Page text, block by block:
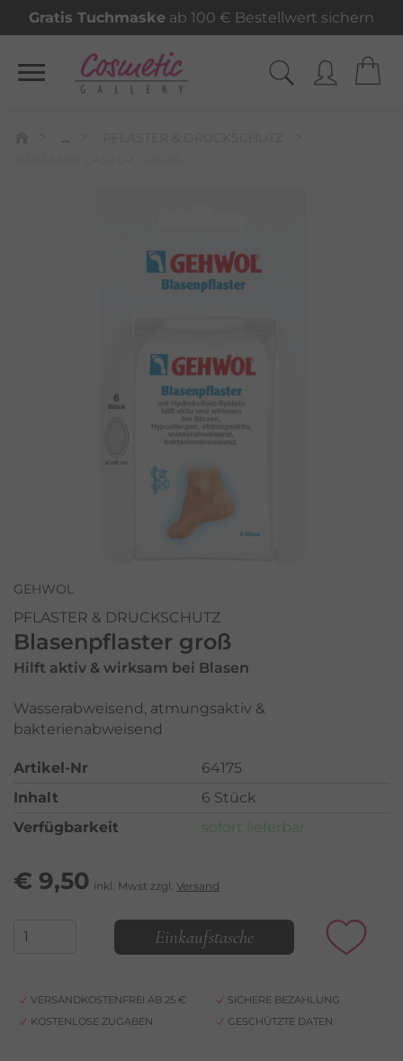
Gratis Tuchmaske ab 100 € Bestellwert sichern
...
GEHWOL
PFLASTER & DRUCKSCHUTZ
Blasenpflaster groß
Hilft aktiv & wirksam bei Blasen
Wasserabweisend, atmungsaktiv &
bakterienabweisend
Artikel-Nr
64175
Inhalt
6 Stück
Verfügbarkeit
sofort lieferbar
€ 9,50 inkl. Mwst zzgl. Versand
Einkaufstasche
VERSANDKOSTENFREI AB 25 €
SICHERE BEZAHLUNG
KOSTENLOSE ZUGABEN
GESCHÜTZTE DATEN